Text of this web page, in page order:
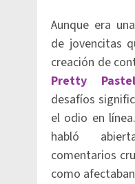
Aunque era
de jovencitas
creación de
Pretty
desafíos
el odio en
habló
comentarios
como